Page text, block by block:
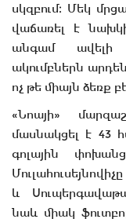
սկզբում։ Մեկ
վաճառել է
անգամ ավելի
ակումբներն
ոչ թե միայն ձեռք
«Նոայի»
մասնակցել է 43
գոլային
և
նաև միակ